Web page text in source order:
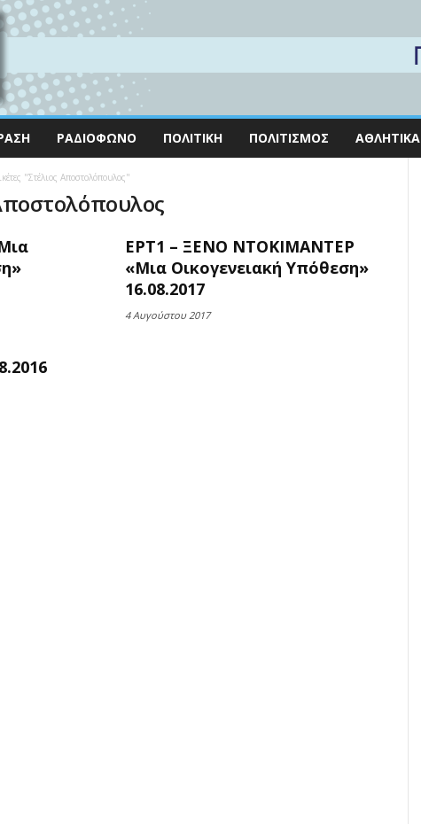
ΡΑΔΙΌΦΩΝΟ ΠΟΛΙΤΙΚΉ ΠΟΛΙΤΙΣΜΌΣ ΑΘΛΗΤΙΚΆ
"Στέλιος Αποστολόπουλος"
ΕΡΤ1 – ΞΕΝΟ ΝΤΟΚΙΜΑΝΤΕΡ
«Μια Οικογενειακή Υπόθεση»
16.08.2017
4 Αυγούστου 2017